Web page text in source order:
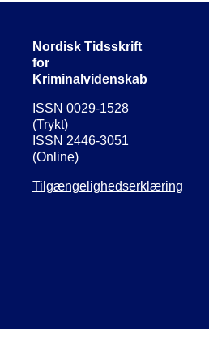
Nordisk Tidsskrift
for
Kriminalvidenskab
ISSN 0029-1528
(Trykt)
ISSN 2446-3051
(Online)
Tilgængelighedserklæring